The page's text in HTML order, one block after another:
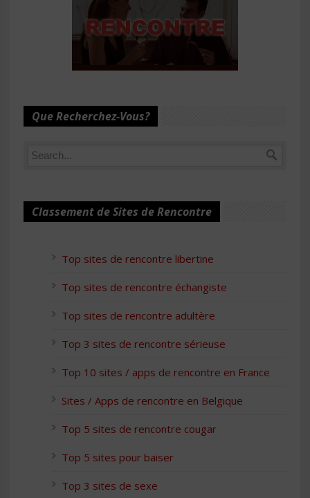
Que Recherchez-Vous?
Classement de Sites de Rencontre
Top sites de rencontre libertine
Top sites de rencontre échangiste
Top sites de rencontre adultère
Top 3 sites de rencontre sérieuse
Top 10 sites / apps de rencontre en France
Sites / Apps de rencontre en Belgique
Top 5 sites de rencontre cougar
Top 5 sites pour baiser
Top 3 sites de sexe